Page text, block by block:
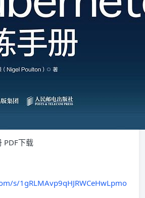
PDF下载
s/1gRLMAvp9qHJRWCeHwLpmo